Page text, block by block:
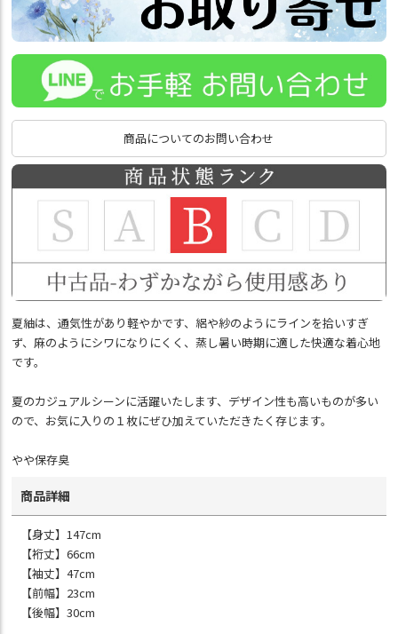
商品についてのお問い合わせ
夏紬は、通気性があり軽やかです、絽や紗のようにラインを拾いすぎ
ず、麻のようにシワになりにくく、蒸し暑い時期に適した快適な着心地
です。
夏のカジュアルシーンに活躍いたします、デザイン性も高いものが多い
ので、お気に入りの１枚にぜひ加えていただきたく存じます。
やや保存臭
商品詳細
【身丈】147cm
【裄丈】66cm
【袖丈】47cm
【前幅】23cm
【後幅】30cm